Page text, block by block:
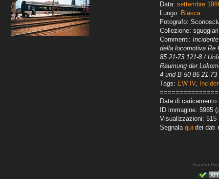
Data: settembre
Luogo: Biasca
Fotografo:
Collezione:
Commenti:
della locomotiva Re
85 21-73 121-8 /
Räumung der
4 und B 50 85 21-73
Tags: EW IV,
Data di
ID immagine: 5985 (
Visualizzazioni: 515
Segnala qui dei dati
Sandro